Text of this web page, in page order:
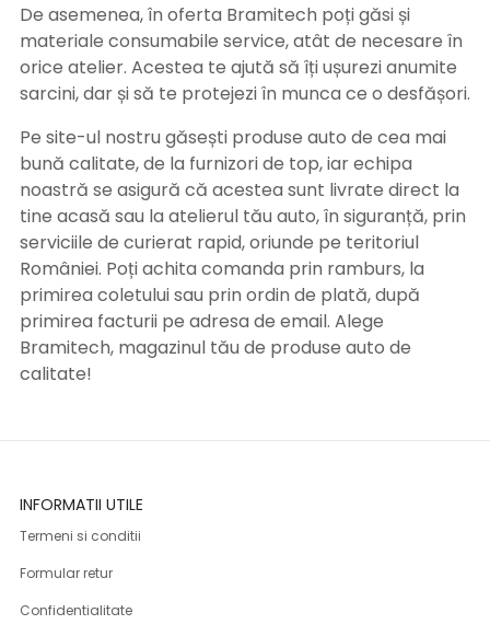
De asemenea, în oferta Bramitech poți găsi și
materiale consumabile service, atât de necesare în
orice atelier. Acestea te ajută să îți ușurezi anumite
sarcini, dar și să te protejezi în munca ce o desfășori.
Pe site-ul nostru găsești produse auto de cea mai
bună calitate, de la furnizori de top, iar echipa
noastră se asigură că acestea sunt livrate direct la
tine acasă sau la atelierul tău auto, în siguranță, prin
serviciile de curierat rapid, oriunde pe teritoriul
României. Poți achita comanda prin ramburs, la
primirea coletului sau prin ordin de plată, după
primirea facturii pe adresa de email. Alege
Bramitech, magazinul tău de produse auto de
calitate!
INFORMATII UTILE
Termeni si conditii
Formular retur
Confidentialitate